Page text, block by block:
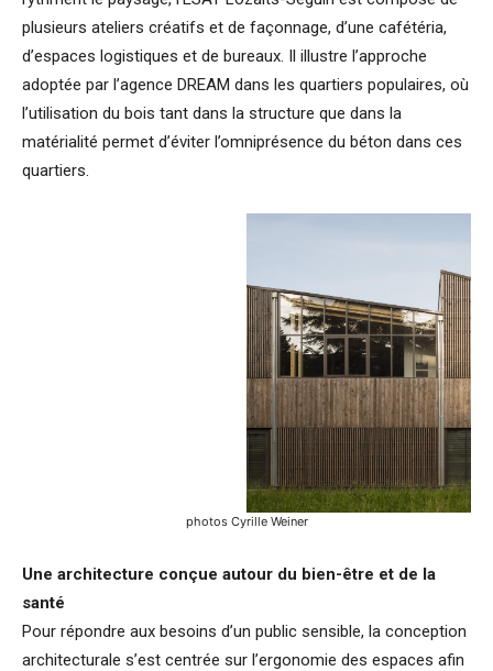
plusieurs ateliers créatifs et de façonnage, d’une cafétéria,
d’espaces logistiques et de bureaux. Il illustre l’approche
adoptée par l’agence DREAM dans les quartiers populaires, où
l’utilisation du bois tant dans la structure que dans la
matérialité permet d’éviter l’omniprésence du béton dans ces
quartiers.
photos Cyrille Weiner
Une architecture conçue autour du bien-être et de la
santé
Pour répondre aux besoins d’un public sensible, la conception
architecturale s’est centrée sur l’ergonomie des espaces afin